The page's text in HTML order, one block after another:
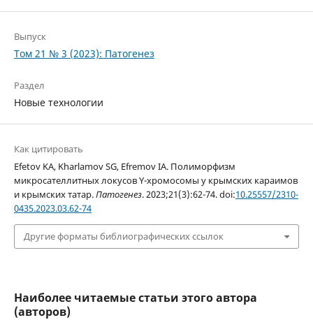
Выпуск
Том 21 № 3 (2023): Патогенез
Раздел
Новые технологии
Как цитировать
Efetov KA, Kharlamov SG, Efremov IA. Полиморфизм
микросателлитных локусов Y-хромосомы у крымских караимов
и крымских татар.Патогенез. 2023;21(3):62-74. doi:10.25557/2310-
0435.2023.03.62-74
Другие форматы библиографических ссылок
Наиболее читаемые статьи этого автора
(авторов)